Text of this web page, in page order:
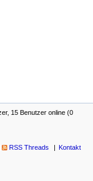
15 Benutzer online (0
RSS Threads Kontakt